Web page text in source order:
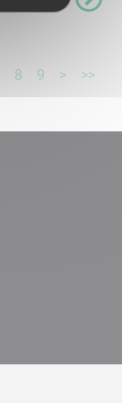
8 9 > >>